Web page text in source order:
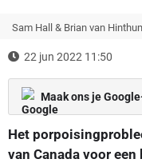
Sam Hall & Brian van
22 jun 2022 11:50
Maak ons je
Het
van Canada voor